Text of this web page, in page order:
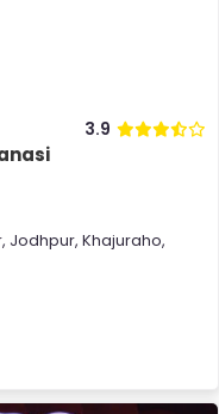
3.9
, Jodhpur, Khajuraho,